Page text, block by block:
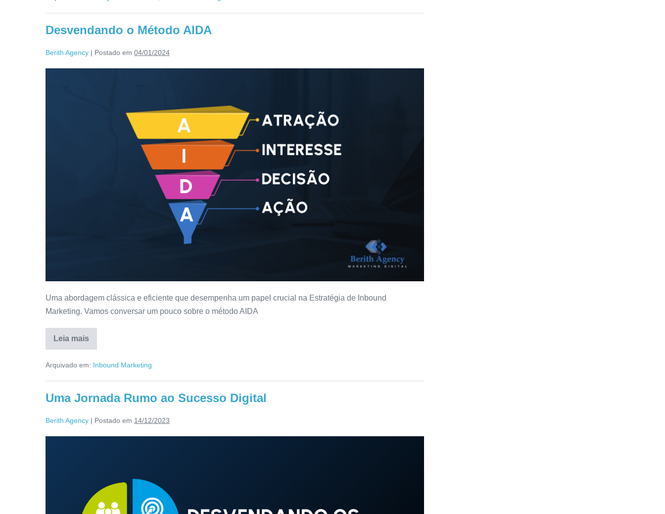
Desvendando o Método AIDA
Berith Agency | Postado em 04/01/2024
Uma abordagem clássica e eficiente que desempenha um papel crucial na Estratégia de Inbound
Marketing. Vamos conversar um pouco sobre o método AIDA
Leia mais
Arquivado em: Inbound Marketing
Uma Jornada Rumo ao Sucesso Digital
Berith Agency | Postado em 14/12/2023